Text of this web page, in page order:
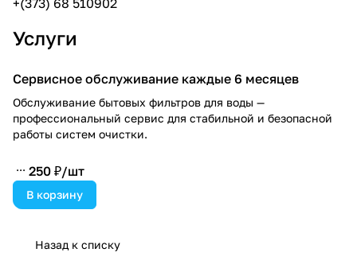
Услуги
Сервисное обслуживание каждые 6 месяцев
Обслуживание бытовых фильтров для воды —
профессиональный сервис для стабильной и безопасной
работы систем очистки.
250 ₽/шт
В корзину
Назад к списку